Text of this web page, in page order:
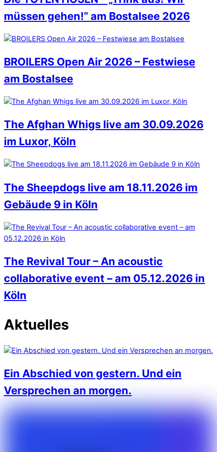
müssen gehen!“ am Bostalsee 2026
BROILERS Open Air 2026 – Festwiese
am Bostalsee
The Afghan Whigs live am 30.09.2026
im Luxor, Köln
The Sheepdogs live am 18.11.2026 im
Gebäude 9 in Köln
The Revival Tour – An acoustic
collaborative event – am 05.12.2026 in
Köln
Aktuelles
Ein Abschied von gestern. Und ein
Versprechen an morgen.